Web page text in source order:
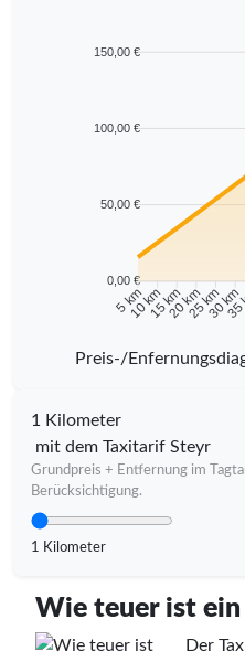
150,00 €
100,00 €
50,00 €
0,00 €
5 km
10 km15 km20 km25 km30 km
Preis-/
1 Kilometer
mit dem Taxitarif Steyr
Grundpreis + Entfernung im
Berücksichtigung.
1 Kilometer
Wie teuer ist ein
Der